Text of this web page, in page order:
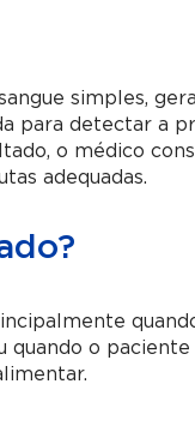
simples,
para detectar a
o médico
adequadas.
quando o